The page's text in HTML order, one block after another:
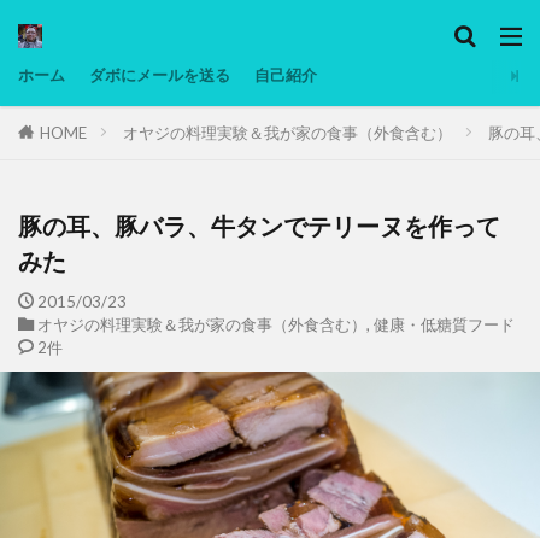
ホーム ダボにメールを送る 自己紹介
HOME オヤジの料理実験＆我が家の食事（外食含む） 豚の
豚の耳、豚バラ、牛タンでテリーヌを作って
みた
2015/03/23
オヤジの料理実験＆我が家の食事（外食含む） , 健康・低糖質フード
2件
タグ
マレーシア動画
ヨーグルト
備忘録